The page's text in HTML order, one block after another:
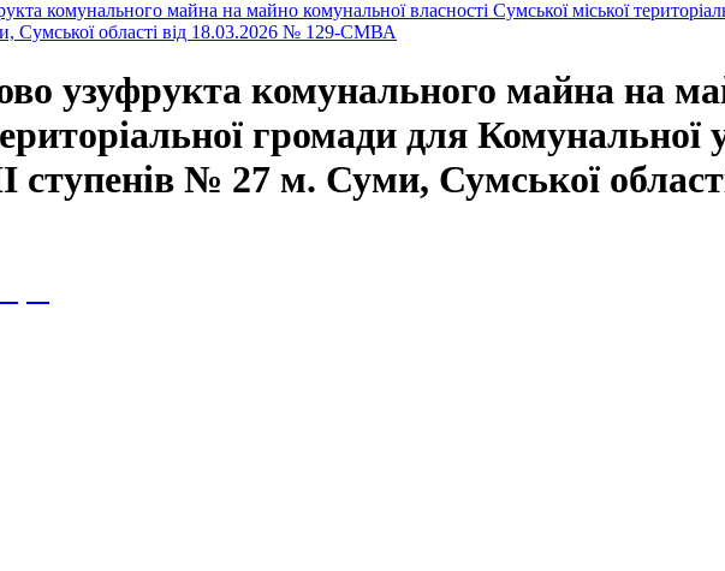
комунального майна на майно комунальної власності Сумської міської
Сумської області від 18.03.2026 № 129-СМВА
узуфрукта комунального майна на
громади для Комунальної
ступенів № 27 м. Суми, Сумської